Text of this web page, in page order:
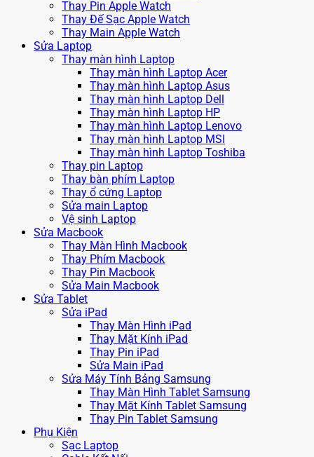
Thay Pin Apple Watch
Thay Đế Sạc Apple Watch
Thay Main Apple Watch
Sửa Laptop
Thay màn hình Laptop
Thay màn hình Laptop Acer
Thay màn hình Laptop Asus
Thay màn hình Laptop Dell
Thay màn hình Laptop HP
Thay màn hình Laptop Lenovo
Thay màn hình Laptop MSI
Thay màn hình Laptop Toshiba
Thay pin Laptop
Thay bàn phím Laptop
Thay ổ cứng Laptop
Sửa main Laptop
Vệ sinh Laptop
Sửa Macbook
Thay Màn Hình Macbook
Thay Phím Macbook
Thay Pin Macbook
Sửa Main Macbook
Sửa Tablet
Sửa iPad
Thay Màn Hình iPad
Thay Mặt Kính iPad
Thay Pin iPad
Sửa Main iPad
Sửa Máy Tính Bảng Samsung
Thay Màn Hình Tablet Samsung
Thay Mặt Kính Tablet Samsung
Thay Pin Tablet Samsung
Phụ Kiện
Sạc Laptop